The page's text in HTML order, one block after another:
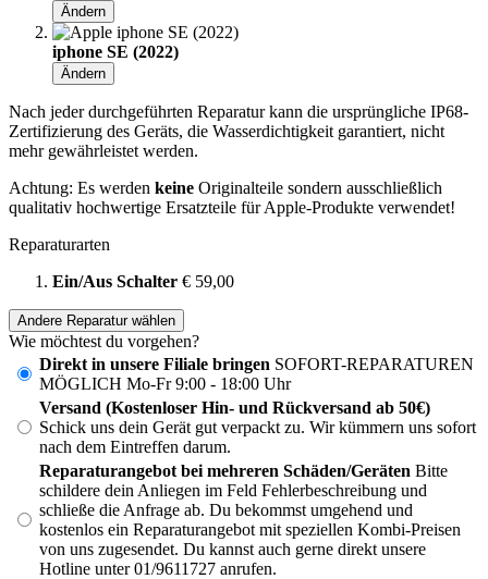
Ändern
iphone SE (2022)
Ändern
Nach jeder durchgeführten Reparatur kann die ursprüngliche IP68-
Zertifizierung des Geräts, die Wasserdichtigkeit garantiert, nicht
mehr gewährleistet werden.
Achtung: Es werden keine Originalteile sondern ausschließlich
qualitativ hochwertige Ersatzteile für Apple-Produkte verwendet!
Reparaturarten
Ein/Aus Schalter € 59,00
Andere Reparatur wählen
Wie möchtest du vorgehen?
Direkt in unsere Filiale bringen SOFORT-REPARATUREN
MÖGLICH Mo-Fr 9:00 - 18:00 Uhr
Versand (Kostenloser Hin- und Rückversand ab 50€)
Schick uns dein Gerät gut verpackt zu. Wir kümmern uns sofort
nach dem Eintreffen darum.
Reparaturangebot bei mehreren Schäden/Geräten Bitte
schildere dein Anliegen im Feld Fehlerbeschreibung und
schließe die Anfrage ab. Du bekommst umgehend und
kostenlos ein Reparaturangebot mit speziellen Kombi-Preisen
von uns zugesendet. Du kannst auch gerne direkt unsere
Hotline unter 01/9611727 anrufen.